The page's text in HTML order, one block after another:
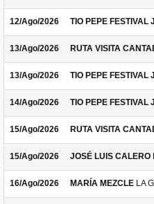
12/Ago/2026 TIO PEPE FESTIVAL
13/Ago/2026 RUTA VISITA
13/Ago/2026 TIO PEPE FESTIVAL
14/Ago/2026 TIO PEPE FESTIVAL
15/Ago/2026 RUTA VISITA
15/Ago/2026 JOSÉ LUIS CALERO
16/Ago/2026 MARÍA MEZCLE LA